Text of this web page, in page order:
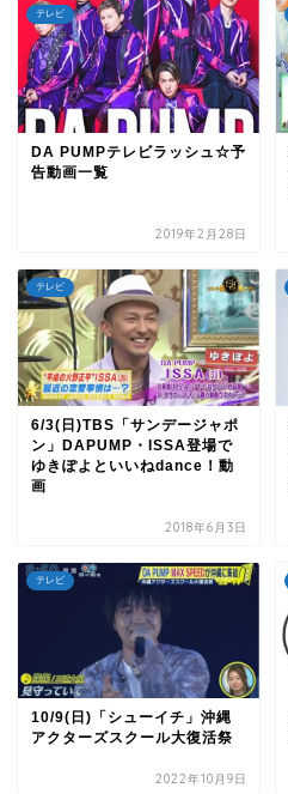
テレビ
DA PUMPテレビラッシュ☆予
告動画一覧
2019年2月28日
テレビ
6/3(日)TBS「サンデージャポ
ン」DAPUMP・ISSA登場で
ゆきぽよといいねdance！動
画
2018年6月3日
テレビ
10/9(日)「シューイチ」沖縄
アクターズスクール大復活祭
2022年10月9日